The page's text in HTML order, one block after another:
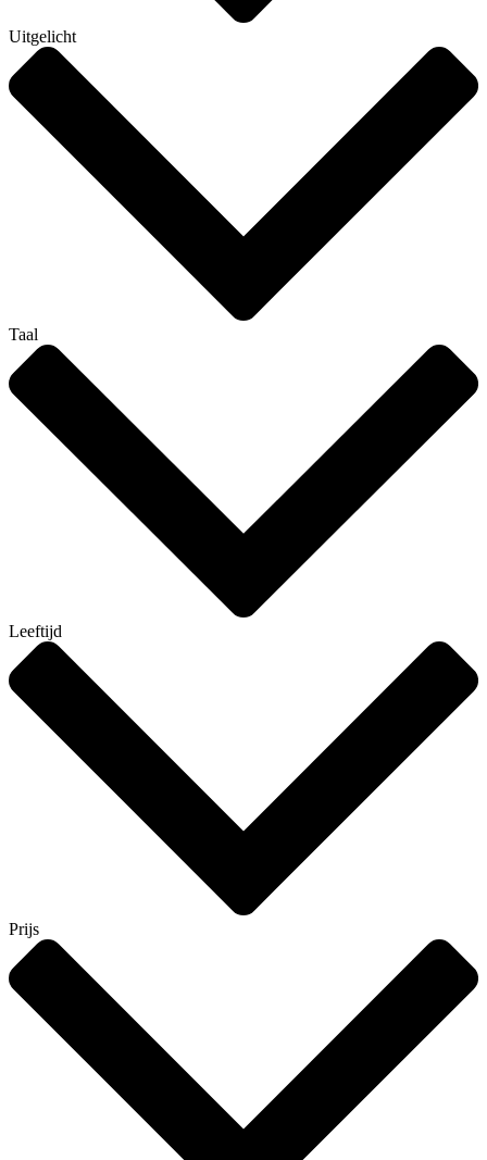
Uitgelicht
Taal
Leeftijd
Prijs